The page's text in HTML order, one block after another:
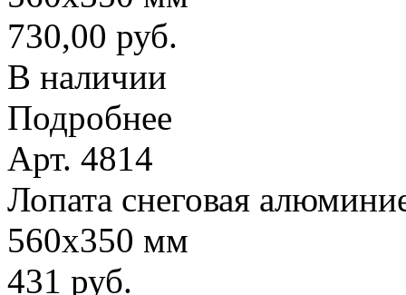
730,00 руб.
В наличии
Подробнее
Арт. 4814
Лопата снеговая
560х350 мм
431 руб.